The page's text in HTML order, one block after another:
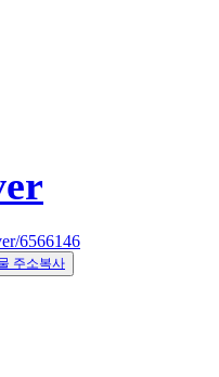
6566146
주소복사